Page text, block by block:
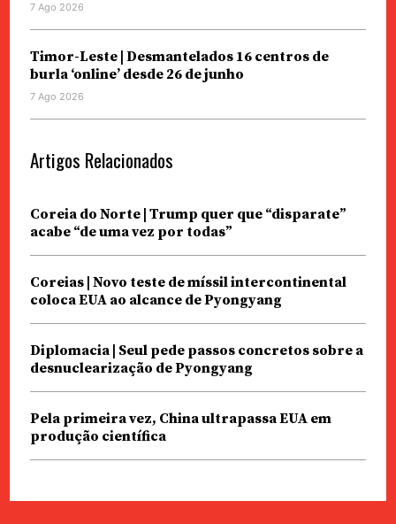
7 Ago 2026
Timor-Leste | Desmantelados 16 centros de
burla ‘online’ desde 26 de junho
7 Ago 2026
Artigos Relacionados
Coreia do Norte | Trump quer que “disparate”
acabe “de uma vez por todas”
Coreias | Novo teste de míssil intercontinental
coloca EUA ao alcance de Pyongyang
Diplomacia | Seul pede passos concretos sobre a
desnuclearização de Pyongyang
Pela primeira vez, China ultrapassa EUA em
produção científica